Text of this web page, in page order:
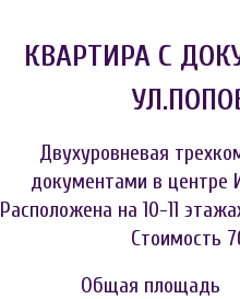
КВАРТИРА С
Двухуровневая
документами в центре
Расположена на 10-11
Стоимость
Общая